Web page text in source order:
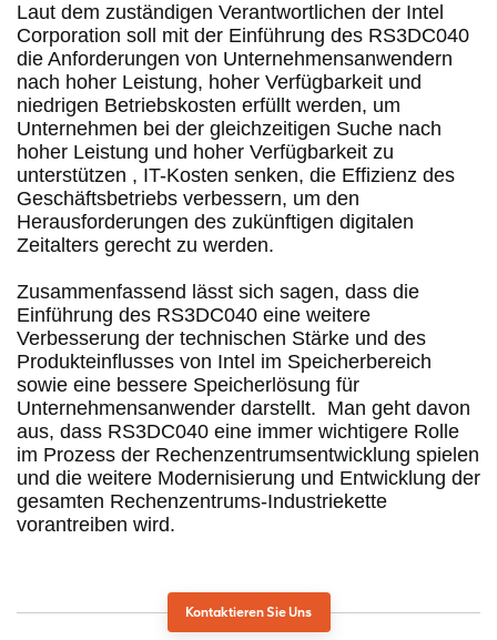
Laut dem zuständigen Verantwortlichen der Intel
Corporation soll mit der Einführung des RS3DC040
die Anforderungen von Unternehmensanwendern
nach hoher Leistung, hoher Verfügbarkeit und
niedrigen Betriebskosten erfüllt werden, um
Unternehmen bei der gleichzeitigen Suche nach
hoher Leistung und hoher Verfügbarkeit zu
unterstützen , IT-Kosten senken, die Effizienz des
Geschäftsbetriebs verbessern, um den
Herausforderungen des zukünftigen digitalen
Zeitalters gerecht zu werden.
Zusammenfassend lässt sich sagen, dass die
Einführung des RS3DC040 eine weitere
Verbesserung der technischen Stärke und des
Produkteinflusses von Intel im Speicherbereich
sowie eine bessere Speicherlösung für
Unternehmensanwender darstellt.
  Man geht davon
aus, dass RS3DC040 eine immer wichtigere Rolle
im Prozess der Rechenzentrumsentwicklung spielen
und die weitere Modernisierung und Entwicklung der
gesamten Rechenzentrums-Industriekette
vorantreiben wird.
Kontaktieren Sie Uns